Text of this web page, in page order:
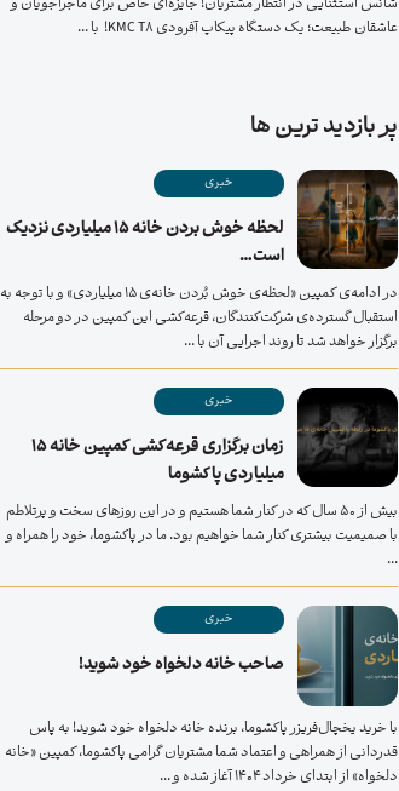
عاشقان طبیعت؛ یک دستگاه پیکاپ آفرودی KMC T8! با ...
پر بازدید ترین ها
خبری
لحظه خوش بردن خانه ۱۵ میلیاردی نزدیک
است…
در ادامه‌ی کمپین «لحظه‌ی خوش بُردن خانه‌ی ۱۵ میلیاردی» و با توجه به
استقبال گسترده‌ی شرکت‌کنندگان، قرعه‌کشی این کمپین در دو مرحله
برگزار خواهد شد تا روند اجرایی آن با ...
خبری
زمان برگزاری قرعه‌کشی کمپین خانه ۱۵
میلیاردی پاکشوما
بیش از 50 سال که در کنار شما هستیم و در این روزهای سخت و پرتلاطم
با صمیمیت بیشتری کنار شما خواهیم بود. ما در پاکشوما، خود را همراه و
...
خبری
صاحب خانه دلخواه خود شوید!
با خرید یخچال‌فریزر پاکشوما، برنده خانه دلخواه خود شوید! به پاس
قدردانی از همراهی و اعتماد شما مشتریان گرامی پاکشوما، کمپین «خانه
دلخواه» از ابتدای خرداد ۱۴۰۴ آغاز شده و ...